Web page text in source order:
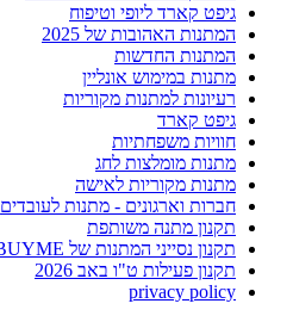
גיפט קארד ליופי וטיפוח
המתנות האהובות של 2025
המתנות החדשות
מתנות במימוש אונליין
רעיונות למתנות מקוריות
גיפט קארד
חוויות משפחתיות
מתנות מומלצות לחג
מתנות מקוריות לאישה
חברות וארגונים - מתנות לעובדים
תקנון מתנה משותפת
תקנון נסייני המתנות של BUYME
תקנון פעילות ט"ו באב 2026
privacy policy